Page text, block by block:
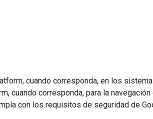
cuando corresponda, en los
cuando corresponda, para la
con los requisitos de seguridad de